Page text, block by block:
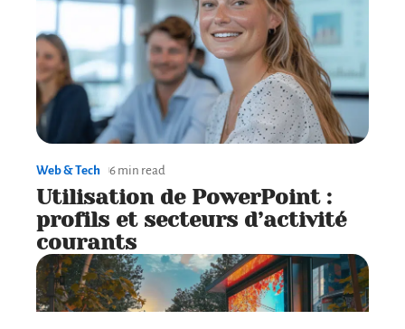
Web & Tech 6 min read
Utilisation de PowerPoint :
profils et secteurs d’activité
courants